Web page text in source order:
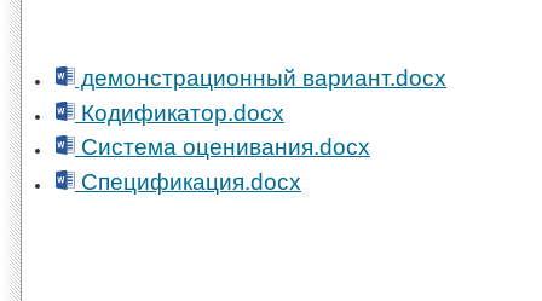
демонстрационный вариант.docx
Кодификатор.docx
Система оценивания.docx
Спецификация.docx